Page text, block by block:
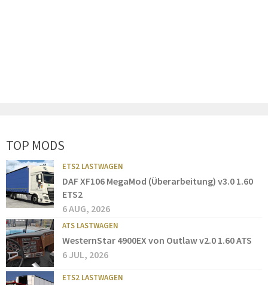
TOP MODS
ETS2 LASTWAGEN
DAF XF106 MegaMod (Überarbeitung) v3.0 1.60
ETS2
6 AUG, 2026
ATS LASTWAGEN
WesternStar 4900EX von Outlaw v2.0 1.60 ATS
6 JUL, 2026
ETS2 LASTWAGEN